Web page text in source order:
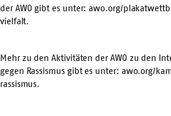
der AWO gibt es unter: awo.org/
vielfalt.
Mehr zu den Aktivitäten der AWO zu den
gegen Rassismus gibt es unter: awo.org/
rassismus.